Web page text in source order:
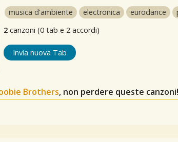
musica d'ambiente
electronica eurodance
2 canzoni (0 tab e 2 accordi)
Invia nuova Tab
Brothers, non perdere queste canzoni!